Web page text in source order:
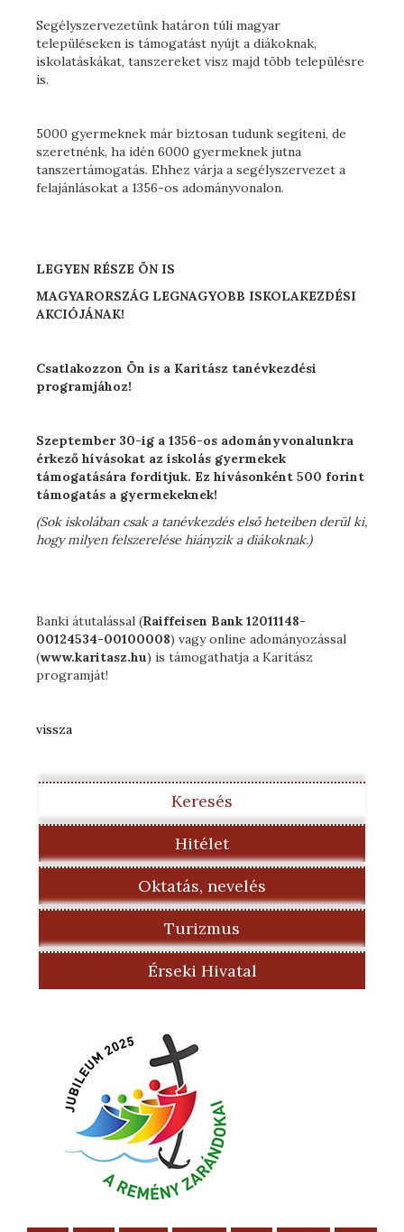
Segélyszervezetünk határon túli magyar
településeken is támogatást nyújt a diákoknak,
iskolatáskákat, tanszereket visz majd több településre
is.
5000 gyermeknek már biztosan tudunk segíteni, de
szeretnénk, ha idén 6000 gyermeknek jutna
tanszertámogatás. Ehhez várja a segélyszervezet a
felajánlásokat a 1356-os adományvonalon.
LEGYEN RÉSZE ÖN IS
MAGYARORSZÁG LEGNAGYOBB ISKOLAKEZDÉSI
AKCIÓJÁNAK!
Csatlakozzon Ön is a Karitász tanévkezdési
programjához!
Szeptember 30-ig a 1356-os adományvonalunkra
érkező hívásokat az iskolás gyermekek
támogatására fordítjuk. Ez hívásonként 500 forint
támogatás a gyermekeknek!
(Sok iskolában csak a tanévkezdés első heteiben derül ki,
hogy milyen felszerelése hiányzik a diákoknak.)
Banki átutalással (Raiffeisen Bank 12011148-
00124534-00100008) vagy online adományozással
(www.karitasz.hu) is támogathatja a Karitász
programját!
vissza
Keresés
Hitélet
Oktatás, nevelés
Turizmus
Érseki Hivatal